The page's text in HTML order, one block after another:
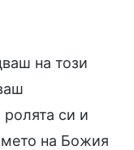
на този
си и
на Божия